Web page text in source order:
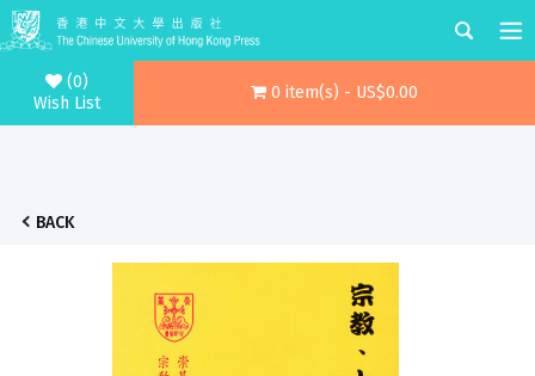
(0)
Wish List
0 item(s) - US$0.00
BACK